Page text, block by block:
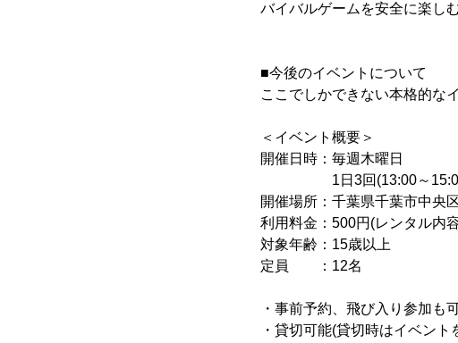
バイバルゲームを安全に楽し
■今後のイベントについて
ここでしかできない本格的な
＜イベント概要＞
開催日時：毎週木曜日
1日3回(13:00～15:00／
開催場所：千葉県千葉市中央
利用料金：500円(レンタル内
対象年齢：15歳以上
定員 ：12名
・事前予約、飛び入り参加も
・貸切可能(貸切時はイベン